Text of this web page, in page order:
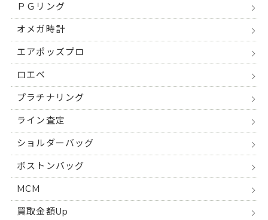
ＰＧリング
オメガ時計
エアポッズプロ
ロエベ
プラチナリング
ライン査定
ショルダーバッグ
ボストンバッグ
MCM
買取金額Up